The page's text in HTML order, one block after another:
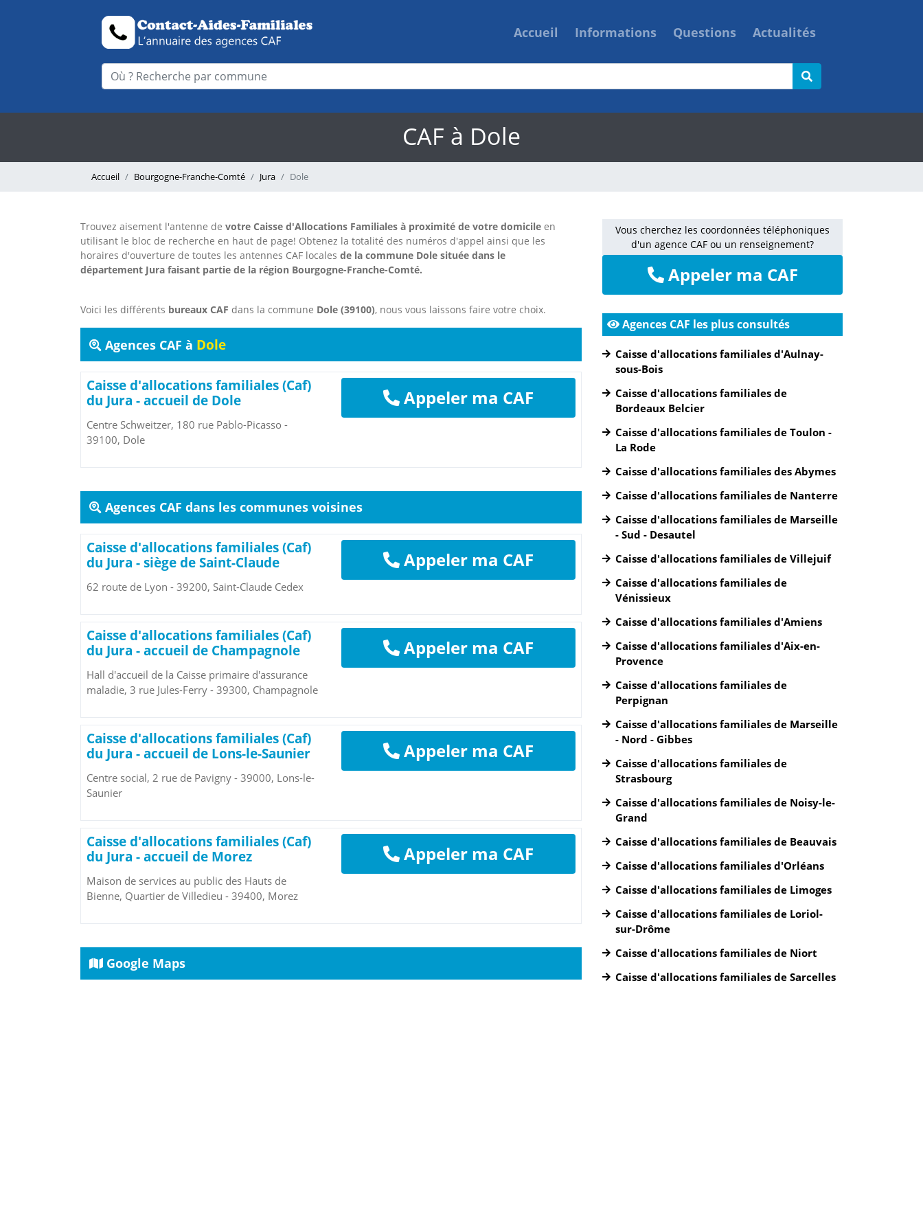
Accueil Informations Questions Actualités
CAF à Dole
Accueil Bourgogne-Franche-Comté Jura Dole
Trouvez aisement l'antenne de votre Caisse d'Allocations Familiales à proximité de votre domicile en
utilisant le bloc de recherche en haut de page! Obtenez la totalité des numéros d'appel ainsi que les
horaires d'ouverture de toutes les antennes CAF locales de la commune Dole située dans le
département Jura faisant partie de la région Bourgogne-Franche-Comté.
Voici les différents bureaux CAF dans la commune Dole (39100), nous vous laissons faire votre choix.
Agences CAF à Dole
Caisse d'allocations familiales (Caf)
du Jura - accueil de Dole
Centre Schweitzer, 180 rue Pablo-Picasso -
39100, Dole
Appeler ma CAF
Agences CAF dans les communes voisines
Caisse d'allocations familiales (Caf)
du Jura - siège de Saint-Claude
62 route de Lyon - 39200, Saint-Claude Cedex
Appeler ma CAF
Caisse d'allocations familiales (Caf)
du Jura - accueil de Champagnole
Hall d'accueil de la Caisse primaire d'assurance
maladie, 3 rue Jules-Ferry - 39300, Champagnole
Appeler ma CAF
Caisse d'allocations familiales (Caf)
du Jura - accueil de Lons-le-Saunier
Centre social, 2 rue de Pavigny - 39000, Lons-le-
Saunier
Appeler ma CAF
Caisse d'allocations familiales (Caf)
du Jura - accueil de Morez
Maison de services au public des Hauts de
Bienne, Quartier de Villedieu - 39400, Morez
Appeler ma CAF
Google Maps
Vous cherchez les coordonnées téléphoniques
d'un agence CAF ou un renseignement?
Appeler ma CAF
Agences CAF les plus consultés
Caisse d'allocations familiales d'Aulnay-
sous-Bois
Caisse d'allocations familiales de
Bordeaux Belcier
Caisse d'allocations familiales de Toulon -
La Rode
Caisse d'allocations familiales des Abymes
Caisse d'allocations familiales de Nanterre
Caisse d'allocations familiales de Marseille
- Sud - Desautel
Caisse d'allocations familiales de Villejuif
Caisse d'allocations familiales de
Vénissieux
Caisse d'allocations familiales d'Amiens
Caisse d'allocations familiales d'Aix-en-
Provence
Caisse d'allocations familiales de
Perpignan
Caisse d'allocations familiales de Marseille
- Nord - Gibbes
Caisse d'allocations familiales de
Strasbourg
Caisse d'allocations familiales de Noisy-le-
Grand
Caisse d'allocations familiales de Beauvais
Caisse d'allocations familiales d'Orléans
Caisse d'allocations familiales de Limoges
Caisse d'allocations familiales de Loriol-
sur-Drôme
Caisse d'allocations familiales de Niort
Caisse d'allocations familiales de Sarcelles